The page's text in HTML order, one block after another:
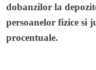
dobanzilor la
persoanelor fizice si
procentuale.